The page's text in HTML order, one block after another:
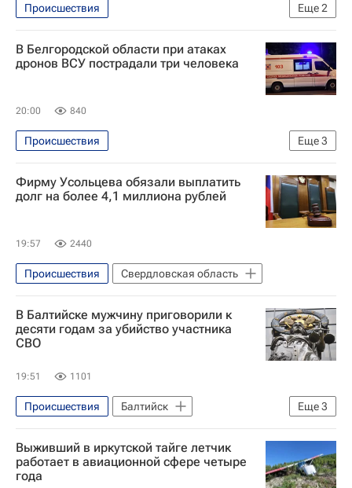
Еще2
Происшествия
Специальная военная операция на Украине
Казбек Коков
В Белгородской области при атаках
дронов ВСУ пострадали три человека
20:00 840
Еще3
Происшествия
Специальная военная операция на Украине
Вооруженные силы Украины
Фирму Усольцева обязали выплатить
долг на более 4,1 миллиона рублей
19:57 2440
Происшествия Свердловская область
В Балтийске мужчину приговорили к
десяти годам за убийство участника
СВО
19:51 1101
Еще3
Происшествия
Балтийск
Калининград
Россия
Следственный комитет России (СК РФ)
Выживший в иркутской тайге летчик
работает в авиационной сфере четыре
года